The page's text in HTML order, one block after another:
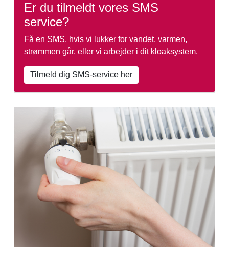
Er du tilmeldt vores SMS
service?
Få en SMS, hvis vi lukker for vandet, varmen,
strømmen går, eller vi arbejder i dit kloaksystem.
Tilmeld dig SMS-service her